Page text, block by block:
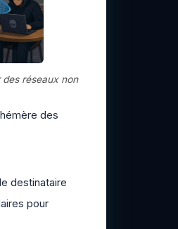
réseaux non
des
destinataire
pour